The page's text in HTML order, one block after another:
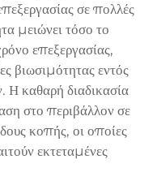
σε πολλές
μειώνει τόσο το
επεξεργασίας,
βιωσιμότητας εντός
Η καθαρή διαδικασία
στο περιβάλλον σε
κοπής, οι οποίες
εκτεταμένες